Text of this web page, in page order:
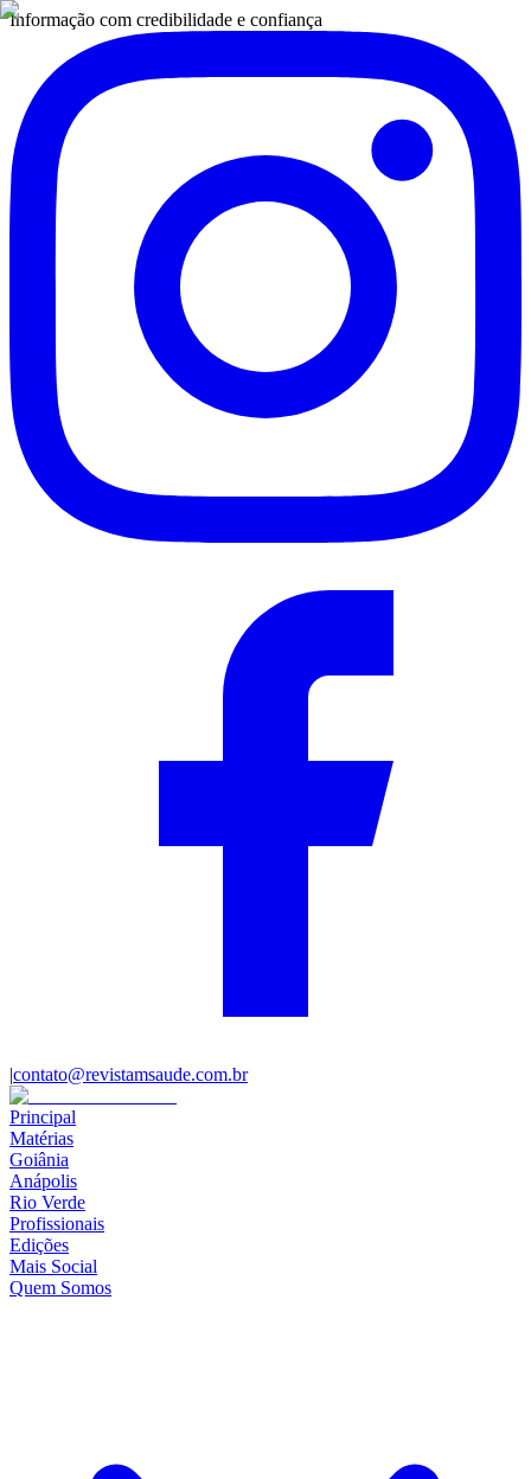
Informação com credibilidade e confiança
|contato@revistamsaude.com.br
Principal
Matérias
Goiânia
Anápolis
Rio Verde
Profissionais
Edições
Mais Social
Quem Somos